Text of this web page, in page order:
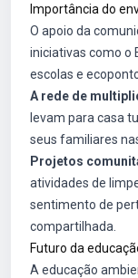
Importância do
O apoio da
iniciativas como o
escolas e
A rede de
levam para casa
seus familiares
Projetos
atividades de
sentimento de
compartilhada.
Futuro da
A educação